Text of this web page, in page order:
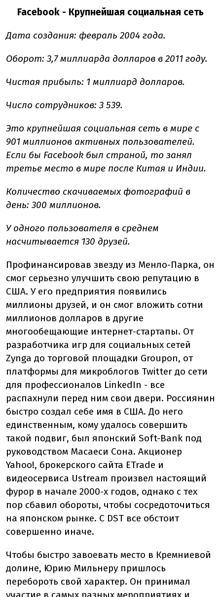
Facebook - Крупнейшая социальная сеть
Дата создания: февраль 2004 года.
Оборот: 3,7 миллиарда долларов в 2011 году.
Чистая прибыль: 1 миллиард долларов.
Число сотрудников: 3 539.
Это крупнейшая социальная сеть в мире с
901 миллионов активных пользователей.
Если бы Facebook был страной, то занял
третье место в мире после Китая и Индии.
Количество скачиваемых фотографий в
день: 300 миллионов.
У одного пользователя в среднем
насчитывается 130 друзей.
Профинансировав звезду из Менло-Парка, он
смог серьезно улучшить свою репутацию в
США. У его предприятия появились
миллионы друзей, и он смог вложить сотни
миллионов долларов в другие
многообещающие интернет-стартапы. От
разработчика игр для социальных сетей
Zynga до торговой площадки Groupon, от
платформы для микроблогов Twitter до сети
для профессионалов LinkedIn - все
распахнули перед ним свои двери. Россиянин
быстро создал себе имя в США. До него
единственным, кому удалось совершить
такой подвиг, был японский Soft-Bank под
руководством Масаеси Сона. Акционер
Yahoo!, брокерского сайта ETrade и
видеосервиса Ustream произвел настоящий
фурор в начале 2000-х годов, однако с тех
пор сбавил обороты, чтобы сосредоточиться
на японском рынке. С DST все обстоит
совершенно иначе.
Чтобы быстро завоевать место в Кремниевой
долине, Юрию Мильнеру пришлось
перебороть свой характер. Он принимал